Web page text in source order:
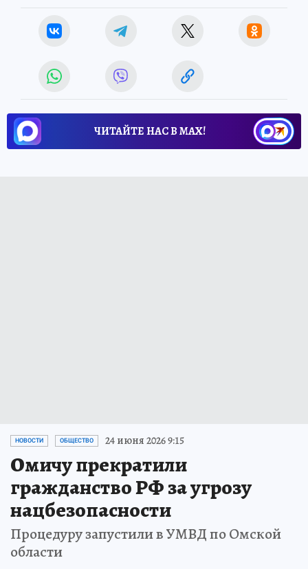
ЧИТАЙТЕ НАС В МАХ!
НОВОСТИ ОБЩЕСТВО 24 июня 2026 9:15
Омичу прекратили
гражданство РФ за угрозу
нацбезопасности
Процедуру запустили в УМВД по Омской
области